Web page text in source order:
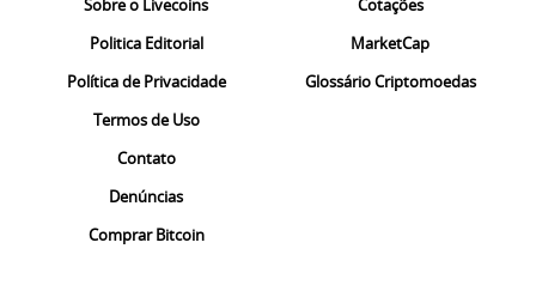
Sobre o Livecoins
Politica Editorial
Política de Privacidade
Termos de Uso
Contato
Denúncias
Comprar Bitcoin
Cotações
MarketCap
Glossário Criptomoedas